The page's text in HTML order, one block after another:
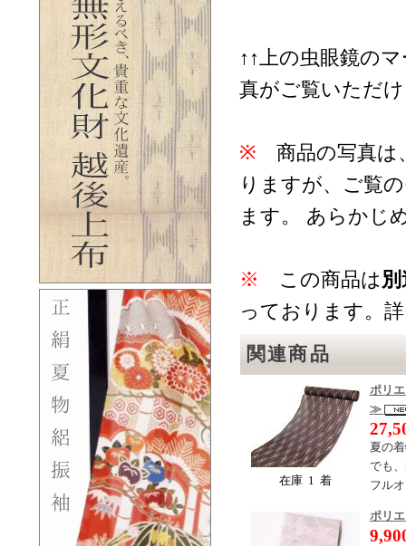
↑↑上の虫眼鏡の
真がご覧いただ
※ 商品の写真は
りますが、ご覧
ます。 あらかじ
※ この商品は
っております。
関連商品
在庫 1 着
ポリ
≫
夏の
でも
フル
ポリ